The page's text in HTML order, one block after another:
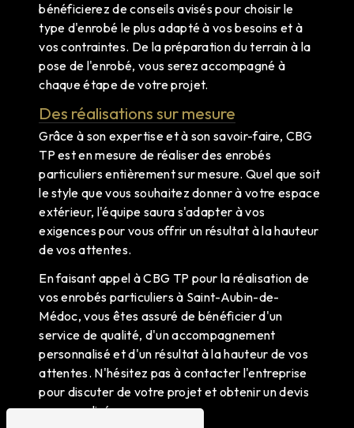
bénéficierez de conseils avisés pour choisir le
type d'enrobé le plus adapté à vos besoins et à
vos contraintes. De la préparation du terrain à la
pose de l'enrobé, vous serez accompagné à
chaque étape de votre projet.
Des réalisations sur mesure
Grâce à son expertise et à son savoir-faire, CBG
TP est en mesure de réaliser des enrobés
particuliers entièrement sur mesure. Quel que soit
le style que vous souhaitez donner à votre espace
extérieur, l'équipe saura s'adapter à vos
exigences pour vous offrir un résultat à la hauteur
de vos attentes.
En faisant appel à CBG TP pour la réalisation de
vos enrobés particuliers à Saint-Aubin-de-
Médoc, vous êtes assuré de bénéficier d'un
service de qualité, d'un accompagnement
personnalisé et d'un résultat à la hauteur de vos
attentes. N'hésitez pas à contacter l'entreprise
pour discuter de votre projet et obtenir un devis
personnalisé.